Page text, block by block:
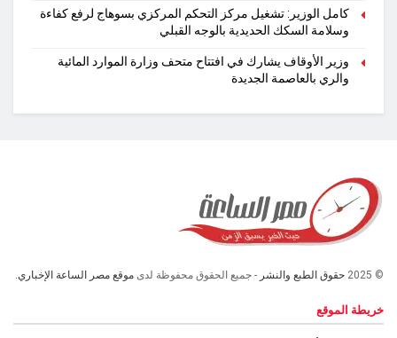
كامل الوزير: تشغيل مركز التحكم المركزي بسوهاج لرفع كفاءة
وسلامة السكك الحديدية بالوجه القبلي
وزير الأوقاف يشارك في افتتاح متحف وزارة الموارد المائية
والري بالعاصمة الجديدة
© 2025 حقوق الطبع والنشر - جميع الحقوق محفوظة لدى موقع مصر الساعة الإخباري.
خريطة الموقع